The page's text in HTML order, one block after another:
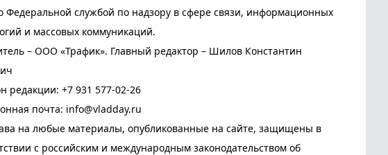
Федеральной службой по надзору в сфере связи, информационных
и массовых коммуникаций.
– ООО «Трафик». Главный редактор – Шилов Константин
редакции: +7 931 577-02-26
почта: info@vladday.ru
на любые материалы, опубликованные на сайте, защищены в
с российским и международным законодательством об